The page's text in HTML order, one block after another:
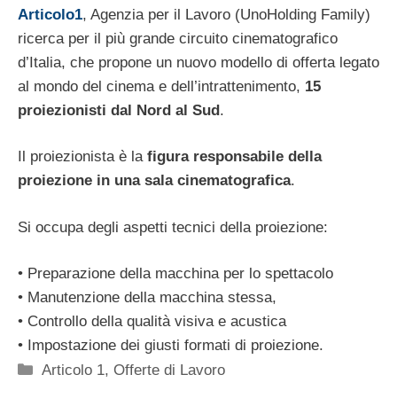
Articolo1, Agenzia per il Lavoro (UnoHolding Family)
ricerca per il più grande circuito cinematografico
d’Italia, che propone un nuovo modello di offerta legato
al mondo del cinema e dell’intrattenimento, 15
proiezionisti dal Nord al Sud.
Il proiezionista è la figura responsabile della
proiezione in una sala cinematografica.
Si occupa degli aspetti tecnici della proiezione:
• Preparazione della macchina per lo spettacolo
• Manutenzione della macchina stessa,
• Controllo della qualità visiva e acustica
• Impostazione dei giusti formati di proiezione.
Categorie
Articolo 1,Offerte di Lavoro